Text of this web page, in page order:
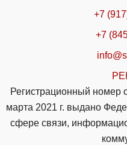
+7
+7
Регистрационный
марта 2021 г. выдано
сфере связи,